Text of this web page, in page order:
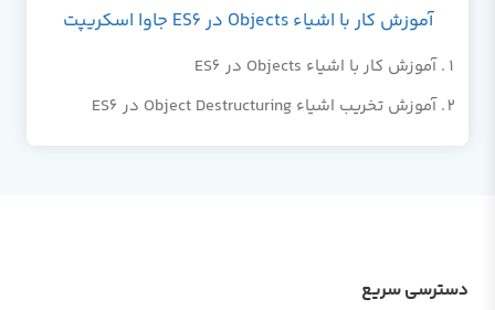
آموزش کار با اشیاء Objects در ES6 جاوا اسکریپت
آموزش کار با اشیاء Objects در ES6
آموزش تخریب اشیاء Object Destructuring در ES6
دسترسی سریع